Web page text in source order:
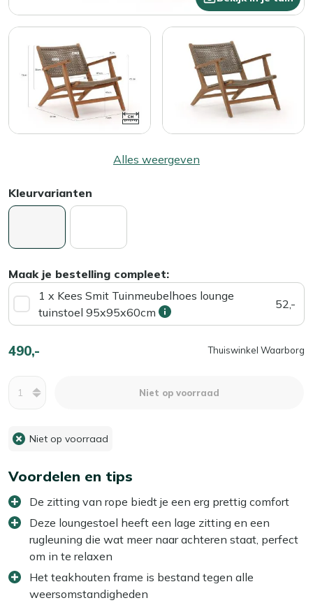
Alles weergeven
Kleurvarianten
Maak je bestelling compleet:
1 x Kees Smit Tuinmeubelhoes lounge
tuinstoel 95x95x60cm
52,-
490,- Thuiswinkel Waarborg
Niet op voorraad
Niet op voorraad
Voordelen en tips
De zitting van rope biedt je een erg prettig comfort
Deze loungestoel heeft een lage zitting en een
rugleuning die wat meer naar achteren staat, perfect
om in te relaxen
Het teakhouten frame is bestand tegen alle
weersomstandigheden